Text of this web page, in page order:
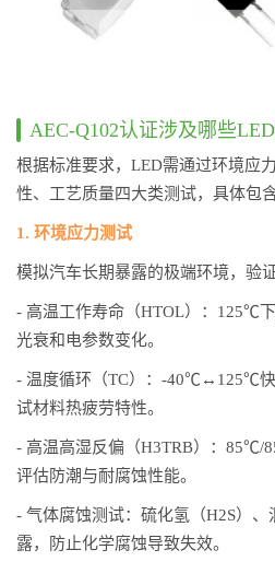
AEC-Q102认证涉及哪些
根据标准要求，LED需通过环境应
性、工艺质量四大类测试，具体包
1. 环境应力测试
模拟汽车长期暴露的极端环境，验
- 高温工作寿命（HTOL）：125℃
光衰和电参数变化。
- 温度循环（TC）：-40℃↔125℃快
试材料热疲劳特性。
- 高温高湿反偏（H3TRB）：85℃/
评估防潮与耐腐蚀性能。
- 气体腐蚀测试：硫化氢（H2S）
露，防止化学腐蚀导致失效。